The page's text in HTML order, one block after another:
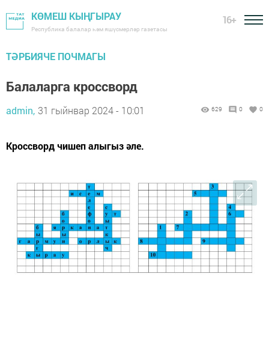
КӨМЕШ КЫҢГЫРАУ
Республика балалар һәм яшүсмерләр газетасы
16+
ТӘРБИЯЧЕ ПОЧМАГЫ
Балаларга кроссворд
admin, 31 гыйнвар 2024 - 10:01 629 0 0
Кроссворд чишеп алыгыз әле.